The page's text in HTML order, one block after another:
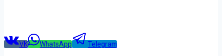
VK WhatsApp Telegram